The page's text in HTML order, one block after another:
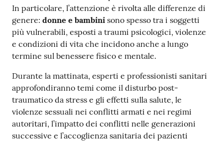
Scuole
Imprese
ed Enti
Seguici
su
In particolare, l’attenzione è rivolta alle differenze di
genere: donne e bambini sono spesso tra i soggetti
più vulnerabili, esposti a traumi psicologici, violenze
e condizioni di vita che incidono anche a lungo
termine sul benessere fisico e mentale.
Durante la mattinata, esperti e professionisti sanitari
approfondiranno temi come il disturbo post-
traumatico da stress e gli effetti sulla salute, le
violenze sessuali nei conflitti armati e nei regimi
autoritari, l’impatto dei conflitti nelle generazioni
successive e l’accoglienza sanitaria dei pazienti